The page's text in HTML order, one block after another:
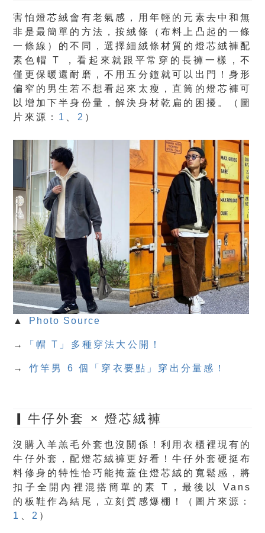
害怕燈芯絨會有老氣感，用年輕的元素去中和無
非是最簡單的方法，按絨條（布料上凸起的一條
一條線）的不同，選擇細絨條材質的燈芯絨褲配
素色帽 T ，看起來就跟平常穿的長褲一樣，不
僅更保暖還耐磨，不用五分鐘就可以出門！身形
偏窄的男生若不想看起來太瘦，直筒的燈芯褲可
以增加下半身份量，解決身材乾扁的困擾。（圖
片來源： 1 2 ）
▲ Photo Source
→ 「帽 T」多種穿法大公開！
→ 竹竿男 6 個「穿衣要點」穿出分量感！
▎牛仔外套 × 燈芯絨褲
沒購入羊羔毛外套也沒關係！利用衣櫃裡現有的
牛仔外套，配燈芯絨褲更好看！牛仔外套硬挺布
料修身的特性恰巧能掩蓋住燈芯絨的寬鬆感，將
扣子全開內裡混搭簡單的素 T，最後以 Vans
的板鞋作為結尾，立刻質感爆棚！（圖片來源：
1
2 ）